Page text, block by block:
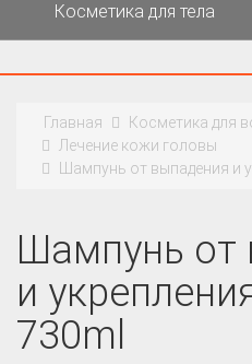
Косметика для тела
Главная
Косметика для
Лечение кожи головы
Шампунь от выпадения и
Шампунь от
и
730ml